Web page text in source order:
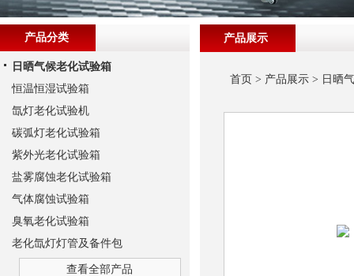
产品展示
首页 > 产品展示> 日晒
产品分类
日晒气候老化试验箱
恒温恒湿试验箱
氙灯老化试验机
碳弧灯老化试验箱
紫外光老化试验箱
盐雾腐蚀老化试验箱
气体腐蚀试验箱
臭氧老化试验箱
老化氙灯灯管及备件包
查看全部产品